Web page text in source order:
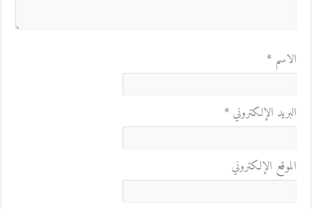
الاسم*
البريد الإلكتروني*
الموقع الإلكتروني